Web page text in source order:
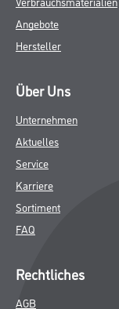
Angebote
Hersteller
Über Uns
Unternehmen
Aktuelles
Service
Karriere
Sortiment
FAQ
Rechtliches
AGB